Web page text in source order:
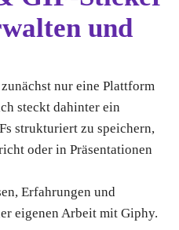
und
nur eine Plattform
steckt dahinter ein
strukturiert zu speichern,
oder in Präsentationen
Erfahrungen und
eigenen Arbeit mit Giphy.